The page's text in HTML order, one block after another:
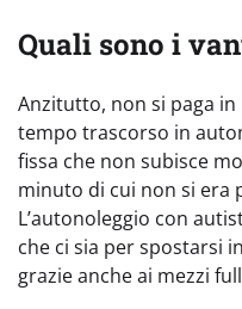
Quali sono i
Anzitutto, non si paga
tempo trascorso in
fissa che non subisce
minuto di cui non si era
L’autonoleggio con
che ci sia per spostarsi
grazie anche ai mezzi